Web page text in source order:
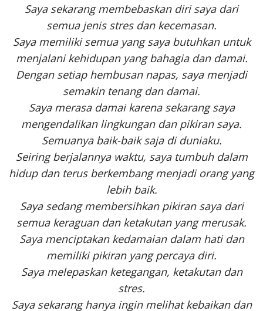
Saya sekarang membebaskan diri saya dari
semua jenis stres dan kecemasan.
Saya memiliki semua yang saya butuhkan untuk
menjalani kehidupan yang bahagia dan damai.
Dengan setiap hembusan napas, saya menjadi
semakin tenang dan damai.
Saya merasa damai karena sekarang saya
mengendalikan lingkungan dan pikiran saya.
Semuanya baik-baik saja di duniaku.
Seiring berjalannya waktu, saya tumbuh dalam
hidup dan terus berkembang menjadi orang yang
lebih baik.
Saya sedang membersihkan pikiran saya dari
semua keraguan dan ketakutan yang merusak.
Saya menciptakan kedamaian dalam hati dan
memiliki pikiran yang percaya diri.
Saya melepaskan ketegangan, ketakutan dan
stres.
Saya sekarang hanya ingin melihat kebaikan dan